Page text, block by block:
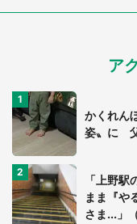
ア
かくれん
姿〟に
「上野
まま『や
さま...」